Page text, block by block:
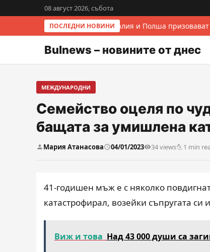
08 август 2026, събота
ПОСЛЕДНИ НОВИНИИталия и Полша призовават
Bulnews – новините от днес
МЕЖДУНАРОДНИ
Семейство оцеля по
бащата за умишлена
Мария Атанасова 04/01/2023 34 views 1 min
41-годишен мъж е с няколко
катастрофирал, возейки съпругата
Виж и това Над 43 000 души са